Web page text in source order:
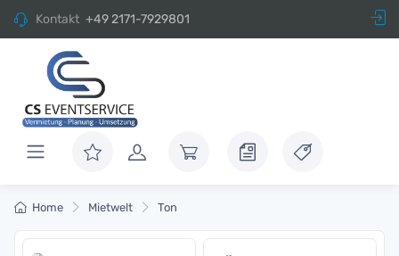
Kontakt +49 2171-7929801
Home Mietwelt Ton